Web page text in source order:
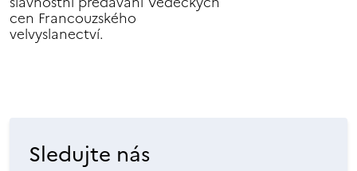
cen Francouzského
velvyslanectví.
Sledujte nás